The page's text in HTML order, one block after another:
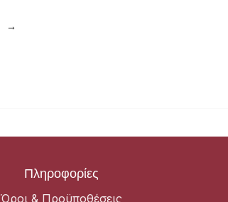
→
Πληροφορίες
Όροι & Προϋποθέσεις